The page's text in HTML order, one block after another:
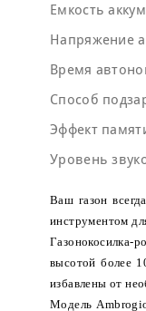
Емкость
Напряжение
Время
Способ
Эффект
Уровень
Ваш газон
инструментом
Газонокосилка-
высотой более
избавлены от
Модель